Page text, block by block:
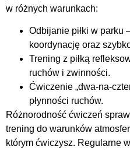
w różnych warunkach:
Odbijanie piłki w parku
koordynację oraz
Trening z piłką
ruchów i zwinności.
Ćwiczenie „dwa-na-
płynności ruchów.
Różnorodność ćwiczeń
trening do warunków
którym ćwiczysz. Regularne